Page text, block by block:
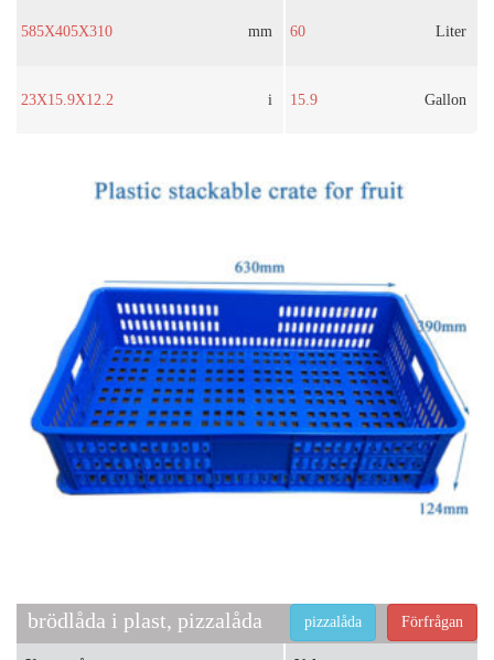
585X405X310 mm
23X15.9X12.2 i
60 Liter
15.9 Gallon
brödlåda i plast, pizzalåda Förfrågan
pizzalåda